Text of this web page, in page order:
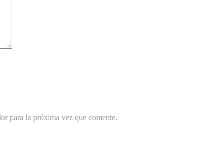
para la próxima vez que comente.